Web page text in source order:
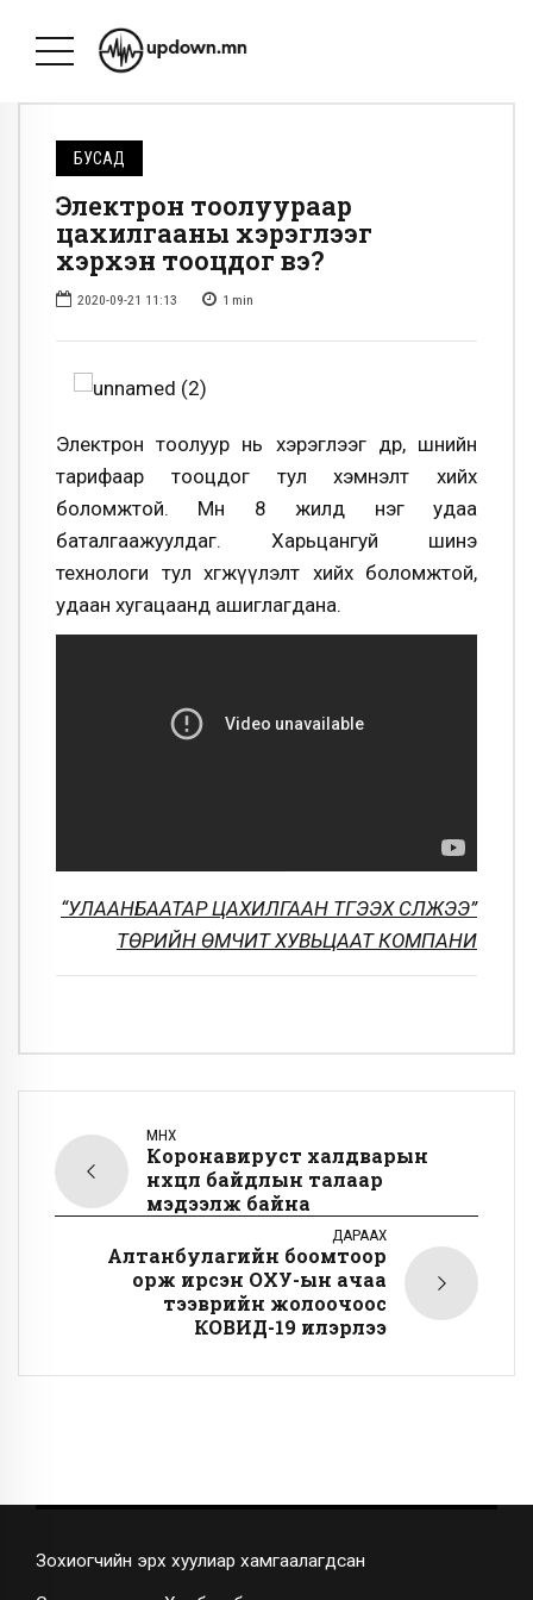
БУСАД
Электрон тоолуураар
цахилгааны хэрэглээг
хэрхэн тооцдог вэ?
2020-09-21 11:13 1 min
Электрон тоолуур нь хэрэглээг өдөр, шөнийн
тарифаар тооцдог тул хэмнэлт хийх
боломжтой. Мөн 8 жилд нэг удаа
баталгаажуулдаг. Харьцангуй шинэ
технологи тул хөгжүүлэлт хийх боломжтой,
удаан хугацаанд ашиглагдана.
“УЛААНБААТАР ЦАХИЛГААН ТҮГЭЭХ СҮЛЖЭЭ”
ТӨРИЙН ӨМЧИТ ХУВЬЦААТ КОМПАНИ
ӨМНӨХ
Коронавируст халдварын
нөхцөл байдлын талаар
мэдээлж байна
ДАРААХ
Алтанбулагийн боомтоор
орж ирсэн ОХУ-ын ачаа
тээврийн жолоочоос
КОВИД-19 илэрлээ
Зохиогчийн эрх хуулиар хамгаалагдсан